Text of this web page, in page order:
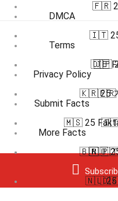
DMCA
Terms
Privacy Policy
Submit Facts
More Facts
🇫🇷
🇮🇹 25
🇯🇵
🇰🇷 25
🇲🇸 25
🇳🇴 25
🇳🇱 25
🇩🇪
🇫🇷
🇮🇹
🇧🇷 🇵🇹
🇩🇰